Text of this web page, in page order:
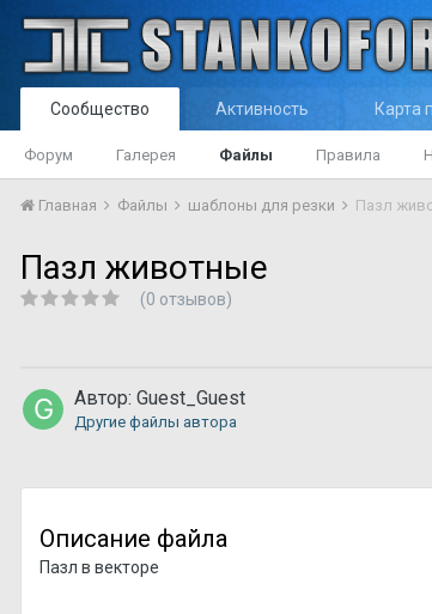
Сообщество
Форум Галерея Файлы Правила
Активность Карта
Главная Файлы шаблоны для резки Пазл
Пазл животные
(0 отзывов)
Автор: Guest_Guest
Другие файлы автора
Описание файла
Пазл в векторе